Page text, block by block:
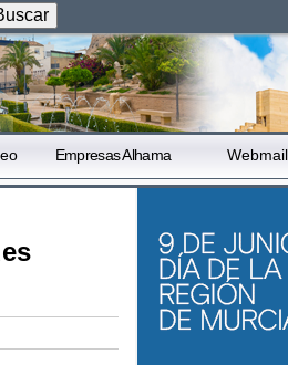
Empresas Alhama Webmail